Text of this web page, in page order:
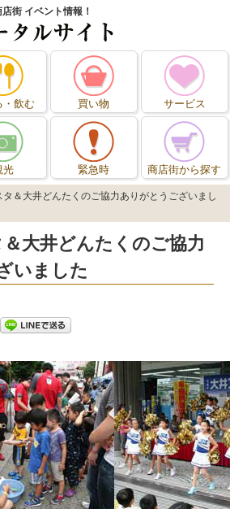
街 イベント情報！
・飲む
買い物 サービス
光 緊急時 商店街から探す
＆大井どんたくのご協力ありがとうございまし
大井どんたくのご協力
いました